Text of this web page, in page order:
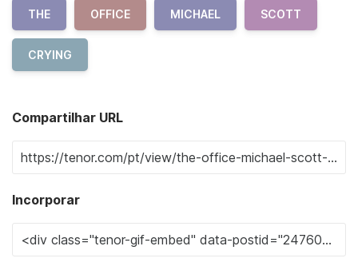
THE OFFICE MICHAEL SCOTT
CRYING
Compartilhar URL
Incorporar